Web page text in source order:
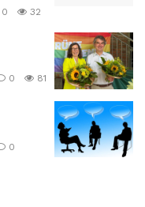
0 32
0 81
0